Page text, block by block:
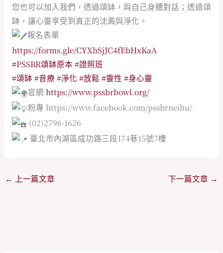
您也可以加入我們，透過頌缽，與自己身體對話；透過頌
缽，讓心靈享受到真正的沈澱與淨化。
報名表單
https://forms.gle/CYXbSjJC4fEbHxKaA
#PSSBR頌缽原本 #證照班
#頌缽 #音療 #淨化 #放鬆 #靈性 #身心靈
官網 https://www.pssbrbowl.org/
粉專 https://www.facebook.com/pssbrneihu/
(02)2796-1626
臺北市內湖區成功路三段174巷15號7樓
← 上一篇文章 下一篇文章 →